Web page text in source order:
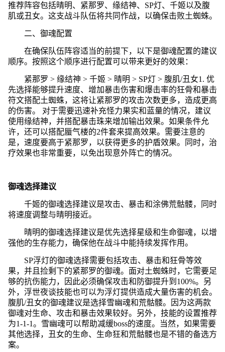
推荐阵容包括晴明、紧那罗、缘结神、SP灯、千姬以及腹
肌或丑女。这支战斗队伍将共同作战，以确保击败土蜘蛛。
二、御魂配置
在确保队伍阵容适当的前提下，以下是御魂配置的建议
顺序。按照这个顺序进行配置可以带来更好的效果：
紧那罗 > 缘结神 > 千姬 > 晴明 > SP灯 > 腹肌/丑女1. 优
先选择能够提升速度、增加暴击伤害和爆击率的狂骨和暴击
符文搭配土蜘蛛，这将让紧那罗的攻击次数更多，造成更高
的伤害。 对于需要迅速补充怪力果实和蓝量的情况，建议
使用缘结神，并搭配暴击珠来增加输出效果。如果条件允
许，还可以搭配蜃气楼的2件套来提高效果。需要注意的
是，速度要高于紧那罗，以获得更多的护盾效果。同时，治
疗效果也非常重要，以免出现意外阵亡的情况。
御魂选择建议
千姬的御魂选择建议是攻击、暴击和涂佛荒骷髅，同时
将速度调整与晴明接近。
晴明的御魂选择建议是优先选择星级和生命御魂，以增
强他的生存能力，确保他在战斗中能持续发挥作用。
SP浮灯的御魂选择需要包括攻击、暴击和狂骨等效
果，并且捡剩下的紧那罗的御魂。面对土蜘蛛时，它需要足
够的抗伤能力，因此必须确保攻击和防御提升到100%。另
外，浮世夜谈技能也可以为浮灯提供造成大量伤害的机会。
腹肌/丑女的御魂建议是选择雪幽魂和荒骷髅。因为这两款
御魂对生命、攻击和暴击效果较好。另外，技能的设置推荐
为1-1-1。雪幽魂可以帮助减缓boss的速度。当然，如果需要
其他选择，丑女的生命、生命狂和荒骷髅也是不错的备选方
案。